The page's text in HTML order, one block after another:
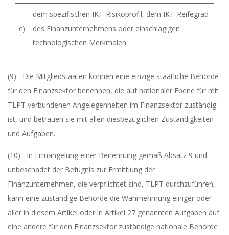
c)
dem spezifischen IKT-Risikoprofil, dem IKT-Reifegrad
des Finanzunternehmens oder einschlägigen
technologischen Merkmalen.
(9) Die Mitgliedstaaten können eine einzige staatliche Behörde
für den Finanzsektor benennen, die auf nationaler Ebene für mit
TLPT verbundenen Angelegenheiten im Finanzsektor zuständig
ist, und betrauen sie mit allen diesbezüglichen Zuständigkeiten
und Aufgaben.
(10) In Ermangelung einer Benennung gemäß Absatz 9 und
unbeschadet der Befugnis zur Ermittlung der
Finanzunternehmen, die verpflichtet sind, TLPT durchzuführen,
kann eine zuständige Behörde die Wahrnehmung einiger oder
aller in diesem Artikel oder in Artikel 27 genannten Aufgaben auf
eine andere für den Finanzsektor zuständige nationale Behörde